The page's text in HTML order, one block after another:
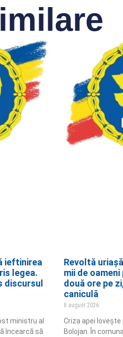
ieftinirea
legea.
discursul
ministru al
încearcă să
Revoltă
mii de
două ore pe
caniculă
8 august 2026
Criza apei lovește
Bolojan. În